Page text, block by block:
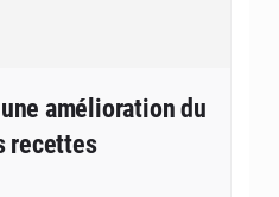
amélioration du
recettes